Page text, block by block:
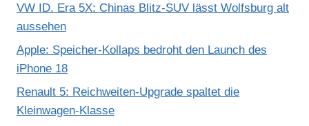
VW ID. Era 5X: Chinas Blitz-SUV lässt Wolfsburg alt
aussehen
Apple: Speicher-Kollaps bedroht den Launch des
iPhone 18
Renault 5: Reichweiten-Upgrade spaltet die
Kleinwagen-Klasse